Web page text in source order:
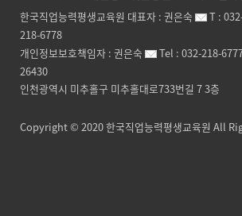
한국직업능력평생교육원 대표자 : 권은숙 T :
218-6778
개인정보보호책임자 : 권은숙 Tel : 032-218-
26430
인천광역시 미추홀구 미추홀대로733번길 7 3층
Copyright © 2020한국직업능력평생교육원 All